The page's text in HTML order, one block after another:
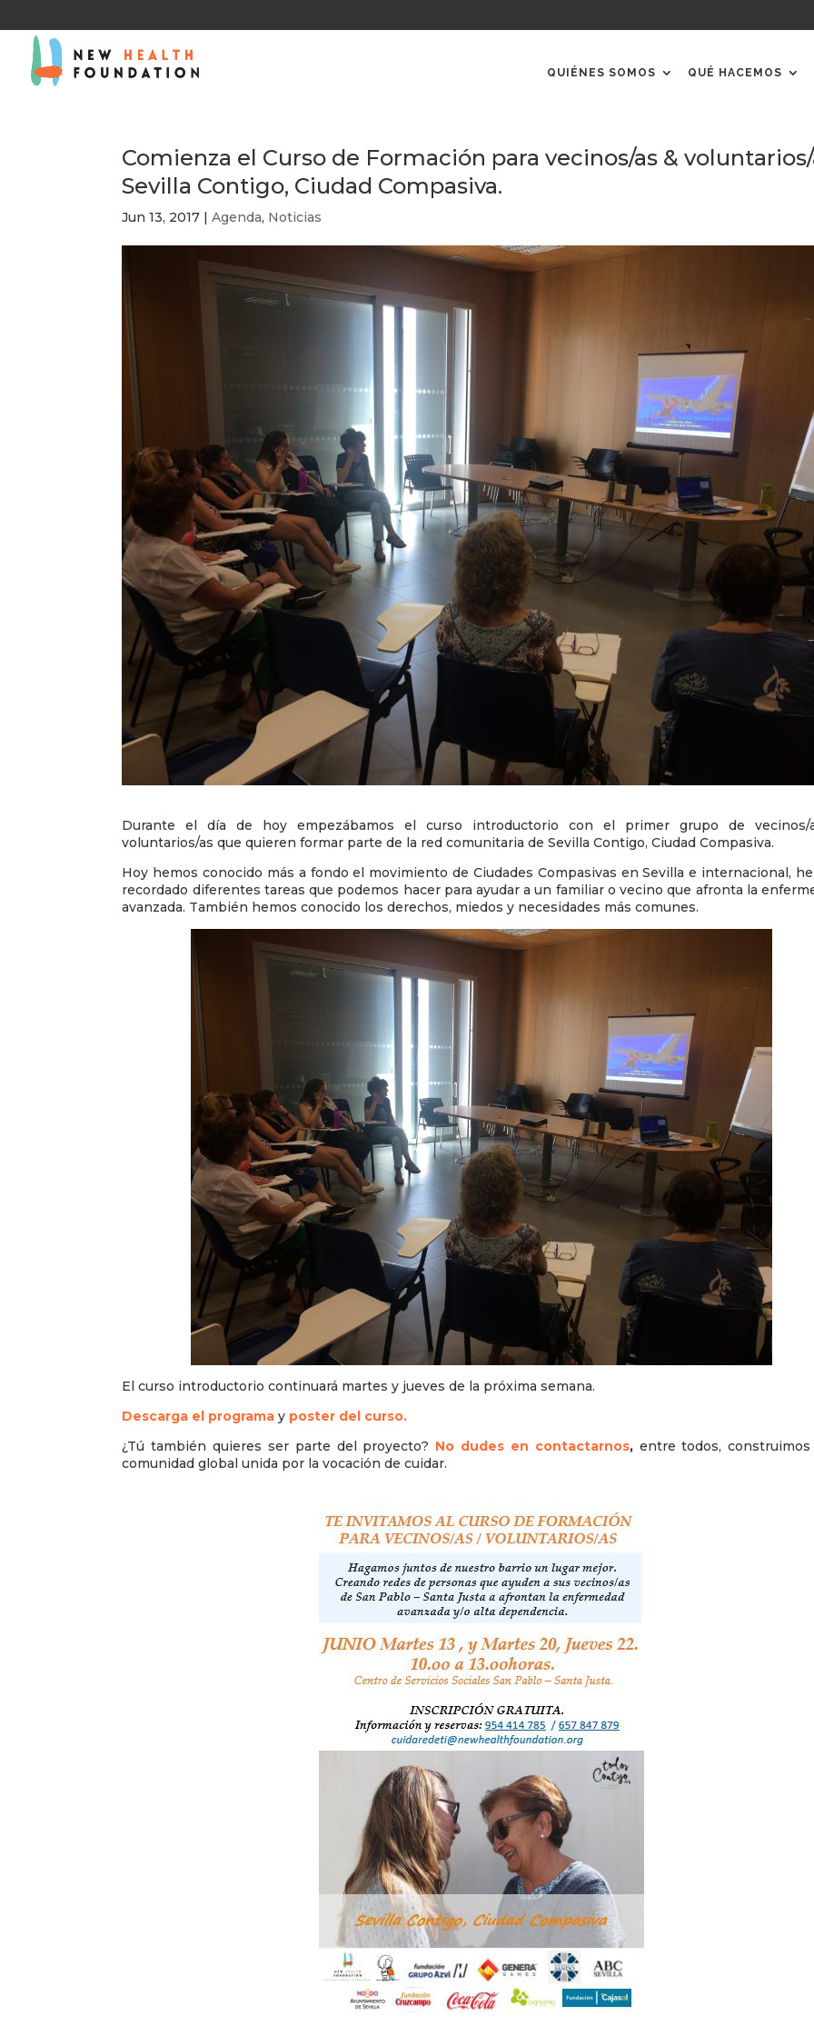
QUIÉNES SOMOS QUÉ HACEMOS
Comienza el Curso de Formación para vecinos/as & voluntarios/
Sevilla Contigo, Ciudad Compasiva.
Jun 13, 2017 |Agenda, Noticias
Durante el día de hoy empezábamos el curso introductorio con el primer grupo de vecinos/
voluntarios/as que quieren formar parte de la red comunitaria de Sevilla Contigo, Ciudad Compasiva.
Hoy hemos conocido más a fondo el movimiento de Ciudades Compasivas en Sevilla e internacional,
recordado diferentes tareas que podemos hacer para ayudar a un familiar o vecino que afronta la
avanzada. También hemos conocido los derechos, miedos y necesidades más comunes.
El curso introductorio continuará martes y jueves de la próxima semana.
Descarga el programa y poster del curso.
¿Tú también quieres ser parte del proyecto? No dudes en contactarnos,entre todos, construimos
comunidad global unida por la vocación de cuidar.